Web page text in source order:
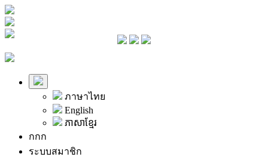
ภาษาไทย
English
ភាសាខ្មែរ
กกก
ระบบสมาชิก